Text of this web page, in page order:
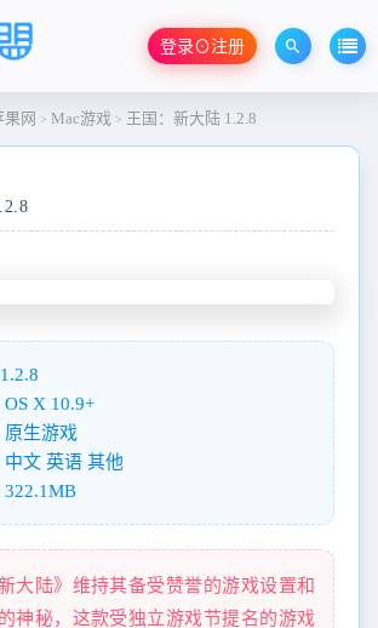
登录⊙注册
果网 > Mac游戏 > 王国：新大陆 1.2.8
X 10.9+
原生游戏
文 英语 其他
322.1MB
大陆》维持其备受赞誉的游戏设置和
的神秘，这款受独立游戏节提名的游戏